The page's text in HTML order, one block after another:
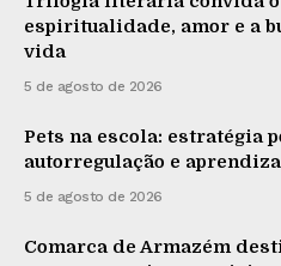
espiritualidade, amor e a
vida
5 de agosto de 2026
Pets na escola: estratégia
autorregulação e
5 de agosto de 2026
Comarca de Armazém